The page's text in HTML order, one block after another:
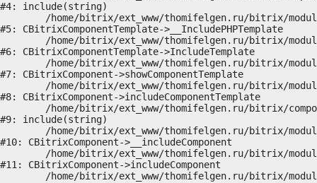
#4: include(string)
#5: CBitrixComponentTemplate->__IncludePHPTemplate
#6: CBitrixComponentTemplate->IncludeTemplate
#7: CBitrixComponent->showComponentTemplate
#8: CBitrixComponent->includeComponentTemplate
#9: include(string)
#10: CBitrixComponent->__includeComponent
#11: CBitrixComponent->includeComponent